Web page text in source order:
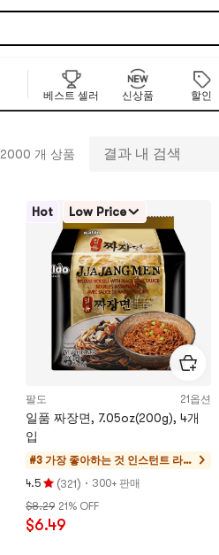
베스트 셀러 신상품 할인
2000 개 상품
결
내
검
색
Hot Low Price
팔도 21옵션
일품 짜장면, 7.05oz(200g), 4개
입
#3 가장 좋아하는 것 인스턴트 라면
& 라면 & 컵라
4.5
평
점
4.5
(321) · 300+ 판매
$8.29 21% OFF
$6.49